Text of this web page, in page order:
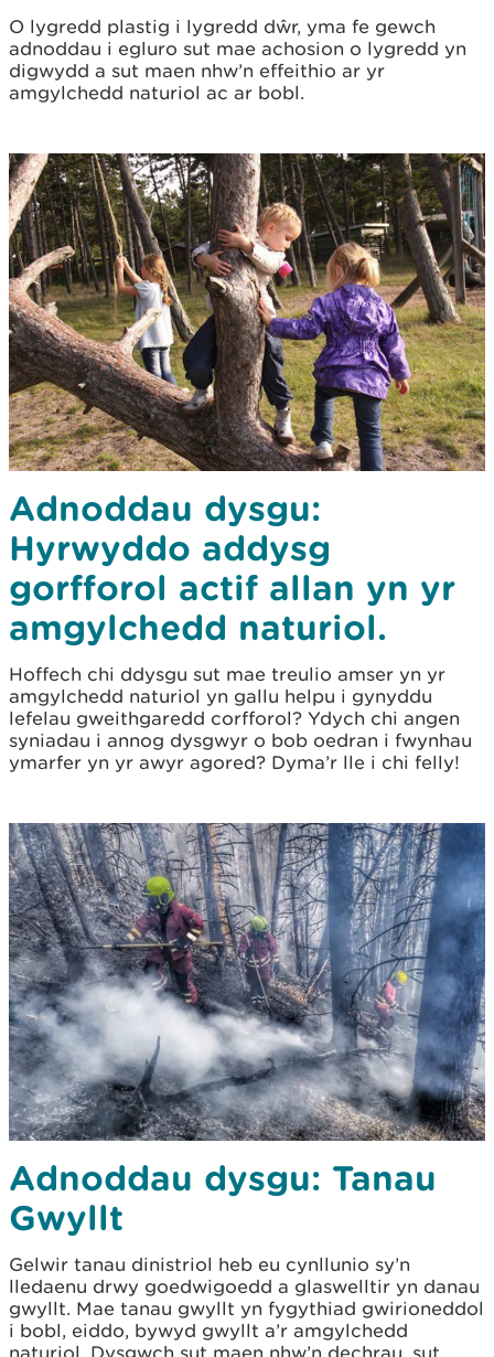
O lygredd plastig i lygredd dŵr, yma fe gewch
adnoddau i egluro sut mae achosion o lygredd yn
digwydd a sut maen nhw’n effeithio ar yr
amgylchedd naturiol ac ar bobl.
Adnoddau dysgu:
Hyrwyddo addysg
gorfforol actif allan yn yr
amgylchedd naturiol.
Hoffech chi ddysgu sut mae treulio amser yn yr
amgylchedd naturiol yn gallu helpu i gynyddu
lefelau gweithgaredd corfforol? Ydych chi angen
syniadau i annog dysgwyr o bob oedran i fwynhau
ymarfer yn yr awyr agored? Dyma’r lle i chi felly!
Adnoddau dysgu: Tanau
Gwyllt
Gelwir tanau dinistriol heb eu cynllunio sy’n
lledaenu drwy goedwigoedd a glaswelltir yn danau
gwyllt. Mae tanau gwyllt yn fygythiad gwirioneddol
i bobl, eiddo, bywyd gwyllt a’r amgylchedd
naturiol. Dysgwch sut maen nhw’n dechrau, sut